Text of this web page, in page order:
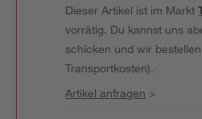
Dieser Artikel ist im Markt
vorrätig. Du kannst uns
schicken und wir
Transportkosten).
Artikel anfragen >